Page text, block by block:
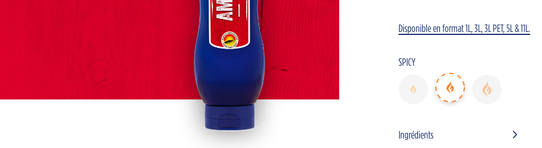
Nouvelles Horeca advisors
Disponible en format 1L, 3L, 3L PET, 5L & 11L.
SPICY
Ingrédients